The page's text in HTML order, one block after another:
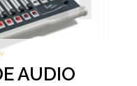
AUDIO